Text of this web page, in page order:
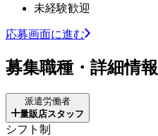
未経験歓迎
応募画面に進む
募集職種・詳細情報
派遣労働者
量販店スタッフ
シフト制